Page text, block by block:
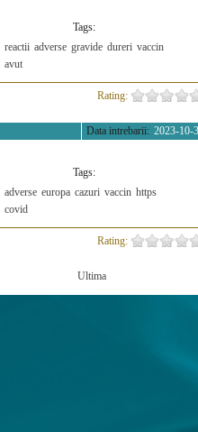
Tags:
reactii adverse gravide dureri vaccin
avut
Rating:
2023-10-
Data intrebarii:
Tags:
adverse europa cazuri vaccin https
covid
Rating:
Ultima